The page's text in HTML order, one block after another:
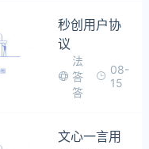
秒创用户协
议
法
答
答
08-
15
文心一言用